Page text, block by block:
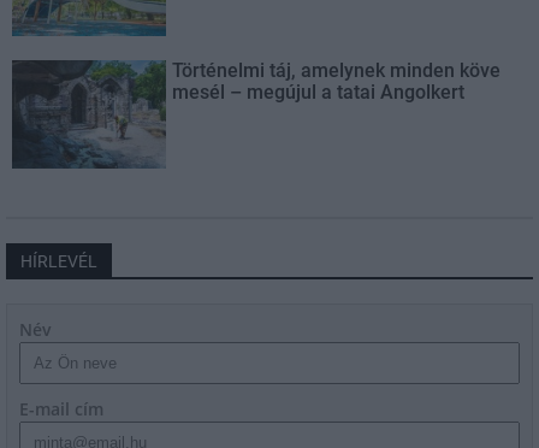
Történelmi táj, amelynek minden köve
mesél – megújul a tatai Angolkert
HÍRLEVÉL
Név
E-mail cím